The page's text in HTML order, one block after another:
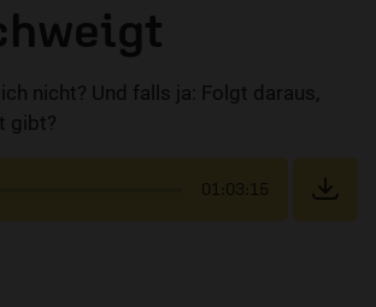
nicht? Und falls ja: Folgt daraus,
gibt?
01:03:15